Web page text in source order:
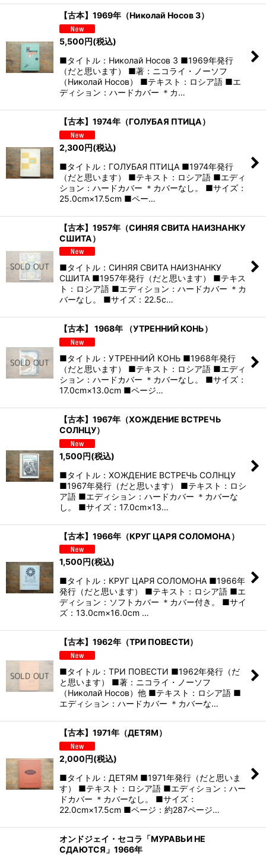
【古本】1969年（Николай Носов 3）
5,500円(税込)
■タイトル：Николай Носов 3 ■1969年発行
（だと思います） ■著：ニコライ・ノーソフ
（Николай Носов） ■テキスト：ロシア語 ■エ
ディション：ハードカバー ＊カ…
【古本】1974年（ГОЛУБАЯ ПТИЦА）
2,300円(税込)
■タイトル：ГОЛУБАЯ ПТИЦА ■1974年発行
（だと思います） ■テキスト：ロシア語 ■エディ
ション：ハードカバー ＊カバーなし。 ■サイズ：
25.0cm×17.5cm ■ペー…
【古本】1957年（СИНЯЯ СВИТА НАИЗНАНКУ
СШИТА）
■タイトル：СИНЯЯ СВИТА НАИЗНАНКУ
СШИТА ■1957年発行（だと思います） ■テキス
ト：ロシア語 ■エディション：ハードカバー ＊カ
バーなし。 ■サイズ：22.5c…
【古本】 1968年 （УТРЕННИЙ КОНЬ）
■タイトル：УТРЕННИЙ КОНЬ ■1968年発行
（だと思います） ■テキスト：ロシア語 ■エディ
ション：ハードカバー ＊カバーなし。 ■サイズ：
17.0cm×13.0cm ■ページ…
【古本】1967年（ХОЖДЕНИЕ ВСТРЕЧЬ
СОЛНЦУ）
1,500円(税込)
■タイトル：ХОЖДЕНИЕ ВСТРЕЧЬ СОЛНЦУ
■1967年発行（だと思います） ■テキスト：ロシ
ア語 ■エディション：ハードカバー ＊カバーな
し。 ■サイズ：17.0cm×13…
【古本】1966年（КРУГ ЦАРЯ СОЛОМОНА）
1,500円(税込)
■タイトル：КРУГ ЦАРЯ СОЛОМОНА ■1966年
発行（だと思います） ■テキスト：ロシア語 ■エ
ディション：ソフトカバー ＊カバー付き。 ■サイ
ズ：13.0cm×16.0cm …
【古本】1962年（ТРИ ПОВЕСТИ）
■タイトル：ТРИ ПОВЕСТИ ■1962年発行（だ
と思います） ■著：ニコライ・ノーソフ
（Николай Носов）他 ■テキスト：ロシア語 ■
エディション：ハードカバー ＊カバーな…
【古本】1971年（ДЕТЯМ）
2,000円(税込)
■タイトル：ДЕТЯМ ■1971年発行（だと思いま
す） ■テキスト：ロシア語 ■エディション：ハー
ドカバー ＊カバーなし。 ■サイズ：
22.0cm×17.5cm ■ページ：約287ページ…
オンドジェイ・セコラ「МУРАВЬИ НЕ
СДАЮТСЯ」1966年